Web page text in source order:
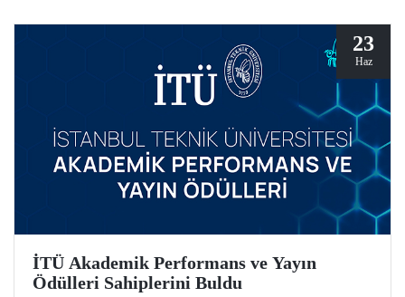
23
Haz
İTÜ Akademik Performans ve Yayın
Ödülleri Sahiplerini Buldu